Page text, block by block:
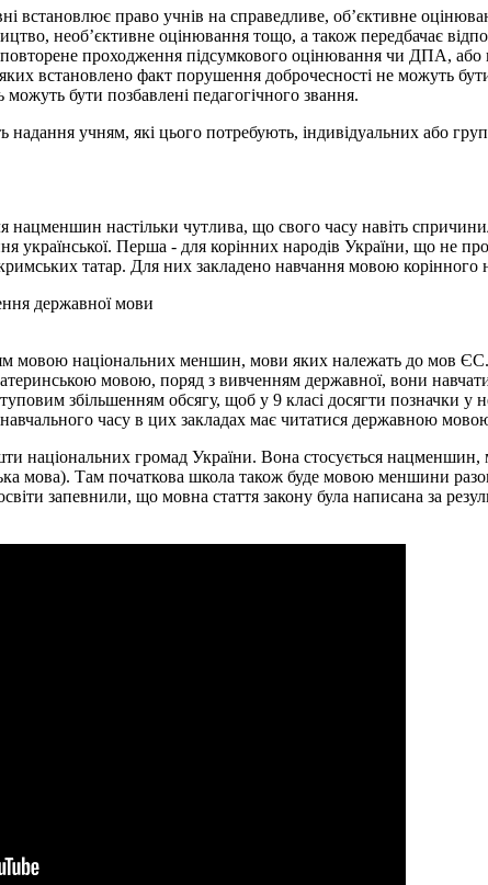
встановлює право учнів на справедливе, об’єктивне
необ’єктивне оцінювання тощо, а також передбачає
проходження підсумкового оцінювання чи ДПА, або
встановлено факт порушення доброчесності не можуть
можуть бути позбавлені педагогічного звання.
учням, які цього потребують, індивідуальних або
нацменшин настільки чутлива, що свого часу навіть
української. Перша - для корінних народів України, що
татар. Для них закладено навчання мовою корінного
державної мови
мовою національних меншин, мови яких належать до мов
мовою, поряд з вивченням державної, вони
збільшенням обсягу, щоб у 9 класі досягти позначки
часу в цих закладах має читатися державною
національних громад України. Вона стосується
мова). Там початкова школа також буде мовою меншини
запевнили, що мовна стаття закону була написана за